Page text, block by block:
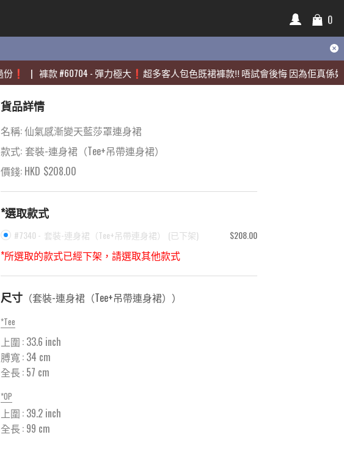
0
| 褲款 # 60704-彈力極大❗️超多客人包色既裙褲款‼️ 唔試會後悔 因為佢真係好靚🫶🏻
0
| 褲款 # 60704-彈力極大❗️超多客人包色既裙褲款‼️ 唔試會後悔 因為佢真係好靚🫶🏻
貨品詳情
名稱:仙氣感漸變天藍莎罩連身裙
款式: 套裝-連身裙（Tee+吊帶連身裙）
價錢: HKD $208.00
*選取款式
#7340 - 套裝-連身裙（Tee+吊帶連身裙） (已下架) $208.00
*所選取的款式已經下架，請選取其他款式
尺寸 （套裝-連身裙（Tee+吊帶連身裙） ）
*Tee
上圍 : 33.6 inch
膊寬 : 34 cm
全長 : 57 cm
*OP
上圍 : 39.2 inch
全長 : 99 cm